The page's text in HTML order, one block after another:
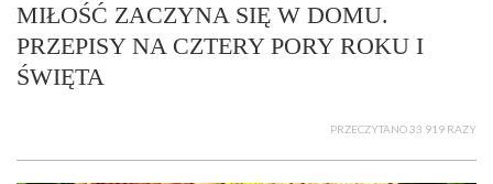
MIŁOŚĆ ZACZYNA SIĘ W DOMU.
PRZEPISY NA CZTERY PORY ROKU I
ŚWIĘTA
PRZECZYTANO 33 919 RAZY